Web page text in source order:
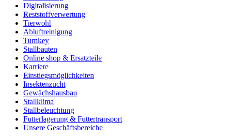
Digitalisierung
Reststoffverwertung
Tierwohl
Abluftreinigung
Turnkey
Stallbauten
Online shop & Ersatzteile
Karriere
Einstiegsmöglichkeiten
Insektenzucht
Gewächshausbau
Stallklima
Stallbeleuchtung
Futterlagerung & Futtertransport
Unsere Geschäftsbereiche